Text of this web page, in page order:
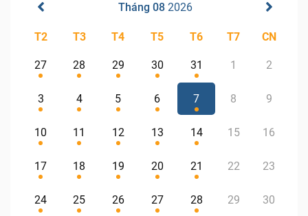
Tháng 08 2026
T2 T3 T4 T5 T6 T7 CN
27 28 29 30 31 1 2
3 4 5 6 7 8 9
10 11 12 13 14 15 16
17 18 19 20 21 22 23
24 25 26 27 28 29 30